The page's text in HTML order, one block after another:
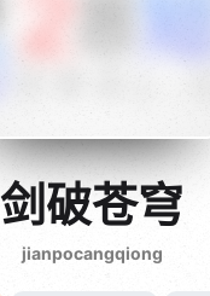
剧
剑破苍穹
jianpocangqiong